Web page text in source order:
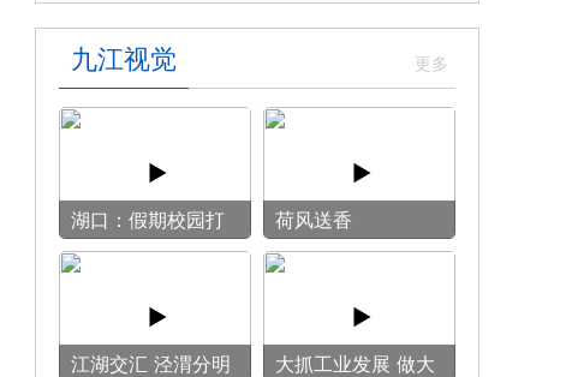
九江视觉
湖口：假期校园打
开“方便门” 群众
荷风送香
‌江湖交汇 泾渭分明‌
大抓工业发展 做大